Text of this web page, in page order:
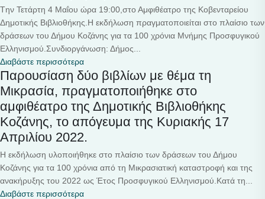
Tην Τετάρτη 4 Μαΐου ώρα 19:00,στο Αμφιθέατρο της Κοβενταρείου
Δημοτικής Βιβλιοθήκης.Η εκδήλωση πραγματοποιείται στο πλαίσιο των
δράσεων του Δήμου Κοζάνης για τα 100 χρόνια Μνήμης Προσφυγικού
Ελληνισμού.Συνδιοργάνωση: Δήμος...
Διαβάστε περισσότερα
Παρουσίαση δύο βιβλίων με θέμα τη
Μικρασία, πραγματοποιήθηκε στο
αμφιθέατρο της Δημοτικής Βιβλιοθήκης
Κοζάνης, το απόγευμα της Κυριακής 17
Απριλίου 2022.
Η εκδήλωση υλοποιήθηκε στο πλαίσιο των δράσεων του Δήμου
Κοζάνης για τα 100 χρόνια από τη Μικρασιατική καταστροφή και της
ανακήρυξης του 2022 ως Έτος Προσφυγικού Ελληνισμού.Κατά τη...
Διαβάστε περισσότερα